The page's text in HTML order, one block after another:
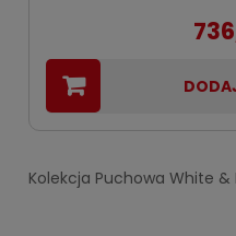
Kolekcja Puchowa White &